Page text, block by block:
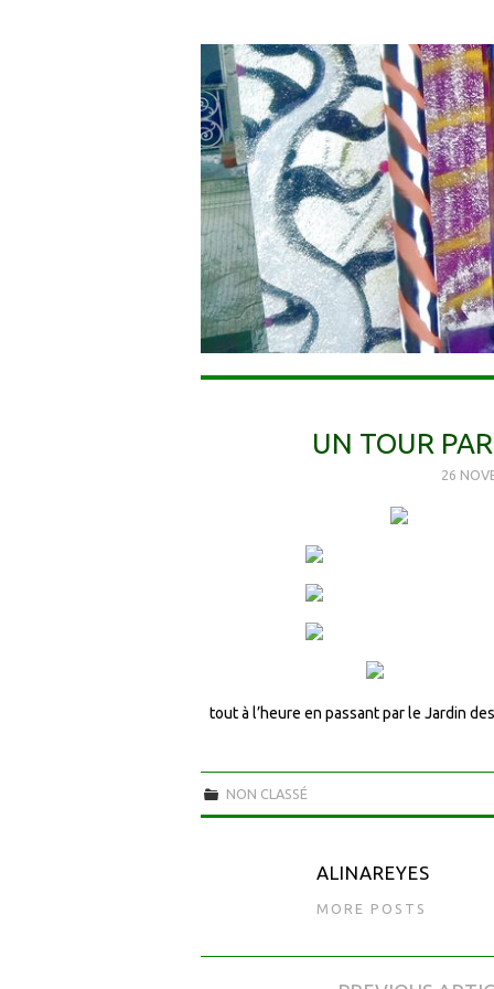
UN TOUR
26
tout à l’heure en passant par le Jardin
NON CLASSÉ
ALINAREYES
MORE POSTS